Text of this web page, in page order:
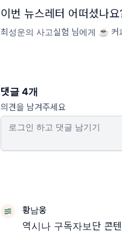
이번 뉴스레터 어떠셨나요
최성운의 사고실험 님에게 ☕️
댓글 4개
의견을 남겨주세요
황남웅
역시나 구독자보단 콘